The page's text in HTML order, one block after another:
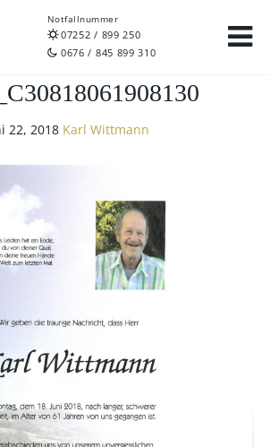
Notfallnummer
07252 / 899 250
0676 / 845 899 310
22, 2018 Karl Wittmann